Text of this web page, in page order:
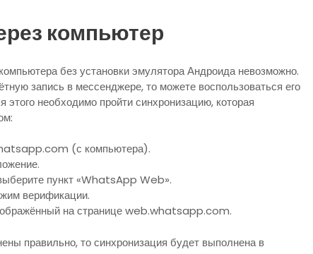
компьютер
без установки эмулятора Андроида невозможно.
запись в мессенджере, то можете воспользоваться его
необходимо пройти синхронизацию, которая
(с компьютера).
пункт «WhatsApp Web».
верификации.
на странице web.whatsapp.com.
правильно, то синхронизация будет выполнена в